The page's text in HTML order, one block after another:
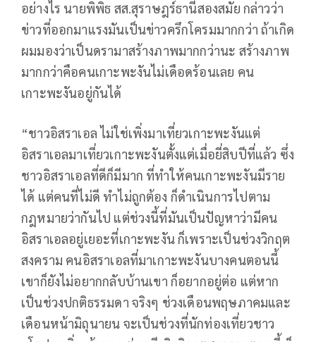
อย่างไร นายพิพิธ สส.สุราษฎร์ธานีสองสมัย กล่าวว่า
ข่าวที่ออกมาแรงมันเป็นข่าวครึกโครมมากกว่า ถ้าเกิด
ผมมองว่าเป็นดรามาสร้างภาพมากกว่านะ สร้างภาพ
มากกว่าคือคนเกาะพะงันไม่เดือดร้อนเลย คน
เกาะพะงันอยู่กันได้
“ชาวอิสราเอล ไม่ใช่เพิ่งมาเที่ยวเกาะพะงันแต่
อิสราเอลมาเที่ยวเกาะพะงันตั้งแต่เมื่อยี่สิบปีที่แล้ว ซึ่ง
ชาวอิสราเอลที่ดีก็มีมาก ที่ทำให้คนเกาะพะงันมีราย
ได้ แต่คนที่ไม่ดี ทำไม่ถูกต้อง ก็ดำเนินการไปตาม
กฎหมายว่ากันไป แต่ช่วงนี้ที่มันเป็นปัญหาว่ามีคน
อิสราเอลอยู่เยอะที่เกาะพะงัน ก็เพราะเป็นช่วงวิกฤต
สงคราม คนอิสราเอลที่มาเกาะพะงันบางคนตอนนี้
เขาก็ยังไม่อยากกลับบ้านเขา ก็อยากอยู่ต่อ แต่หาก
เป็นช่วงปกติธรรมดา จริงๆ ช่วงเดือนพฤษภาคมและ
เดือนหน้ามิถุนายน จะเป็นช่วงที่นักท่องเที่ยวชาว